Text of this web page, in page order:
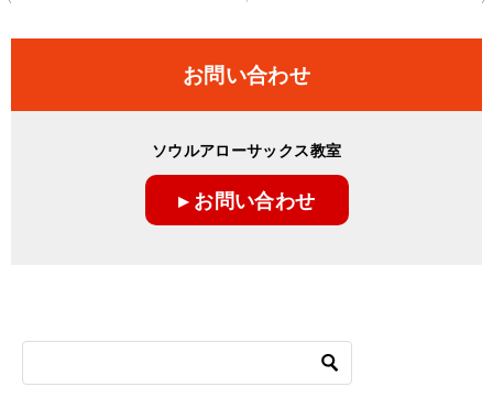
ビ
お問い合わせ
ソウルアローサックス教室
▸ お問い合わせ